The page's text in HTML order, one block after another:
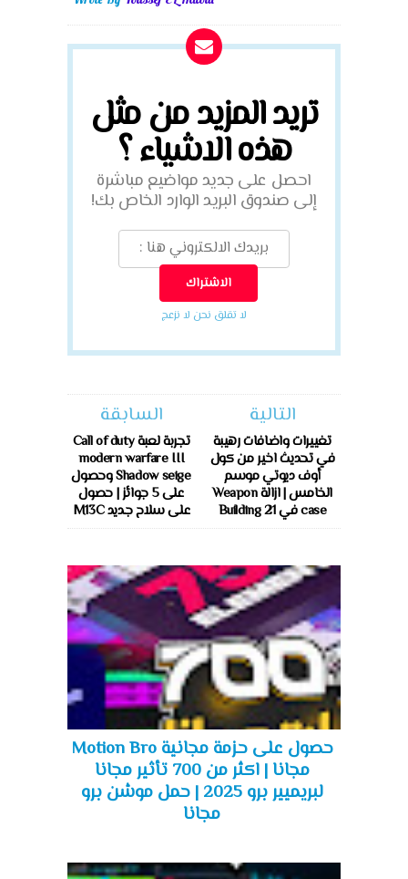
تريد المزيد من مثل
هذه الاشياء ؟
احصل على جديد مواضيع مباشرة
إلى صندوق البريد الوارد الخاص بك!
لا تقلق نحن لا نزعج
التالية
تغييرات واضافات رهيبة
في تحديث اخير من كول
أوف ديوتي موسم
الخامس | ازالة Weapon
case في Building 21
السابقة
تجربة لعبة Call of duty
modern warfare III
Shadow seige وحصول
على 5 جوائز | حصول
على سلاح جديد M13C
حصول على حزمة مجانية Motion Bro
مجانا | اكثر من 700 تأثير مجانا
لبريميير برو 2025 | حمل موشن برو
مجانا